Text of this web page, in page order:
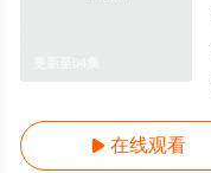
 在线观看